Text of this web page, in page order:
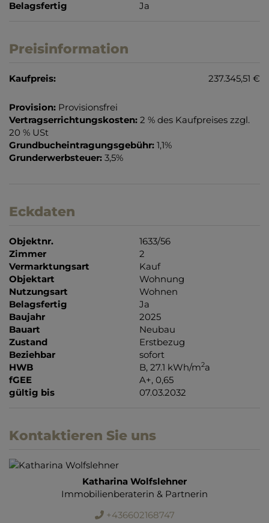
Belagsfertig Ja
Preisinformation
Kaufpreis: 237.345,51 €
Provision: Provisionsfrei
Vertragserrichtungskosten: 2 % des Kaufpreises zzgl.
20 % USt
Grundbucheintragungsgebühr: 1,1%
Grunderwerbsteuer: 3,5%
Eckdaten
Objektnr.
1633/56
Zimmer
2
Vermarktungsart
Kauf
Objektart
Wohnung
Nutzungsart
Wohnen
Belagsfertig
Ja
Baujahr
2025
Bauart
Neubau
Zustand
Erstbezug
Beziehbar
sofort
HWB
B, 27.1 kWh/m2a
fGEE
A+, 0,65
gültig bis
07.03.2032
Kontaktieren Sie uns
Katharina Wolfslehner
Immobilienberaterin & Partnerin
+436602168747